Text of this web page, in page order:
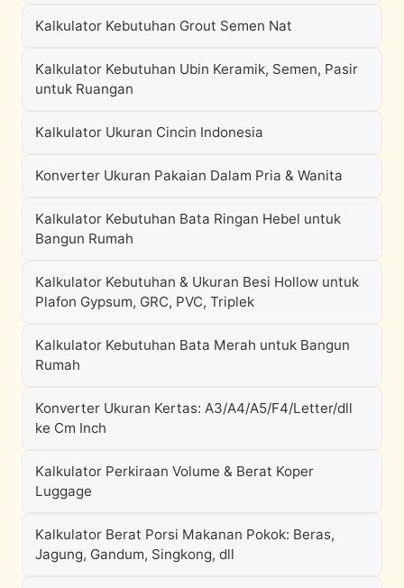
Kalkulator Kebutuhan Grout Semen Nat
Kalkulator Kebutuhan Ubin Keramik, Semen, Pasir
untuk Ruangan
Kalkulator Ukuran Cincin Indonesia
Konverter Ukuran Pakaian Dalam Pria & Wanita
Kalkulator Kebutuhan Bata Ringan Hebel untuk
Bangun Rumah
Kalkulator Kebutuhan & Ukuran Besi Hollow untuk
Plafon Gypsum, GRC, PVC, Triplek
Kalkulator Kebutuhan Bata Merah untuk Bangun
Rumah
Konverter Ukuran Kertas: A3/A4/A5/F4/Letter/dll
ke Cm Inch
Kalkulator Perkiraan Volume & Berat Koper
Luggage
Kalkulator Berat Porsi Makanan Pokok: Beras,
Jagung, Gandum, Singkong, dll